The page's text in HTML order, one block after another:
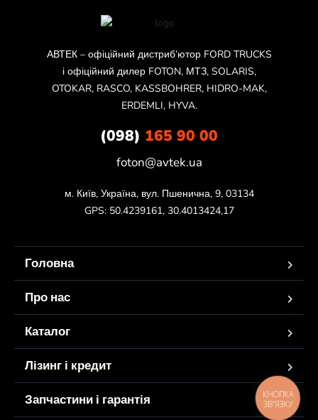
АВТЕК – офіційний дистриб’ютор FORD TRUCKS
і офіційний дилер FOTON, МТЗ, SOLARIS,
OTOKAR, RASCO, KASSBOHRER, HIDRO-MAK,
ERDEMLI, HYVA.
(098) 165 90 00
foton@avtek.ua
м. Київ, Україна, вул. Пшенична, 9, 03134
GPS: 50.4239161, 30.4013424,17
Головна
Про нас
Каталог
Лізинг і кредит
Запчастини і гарантія
КНОПКА
ЗВ'ЯЗКУ